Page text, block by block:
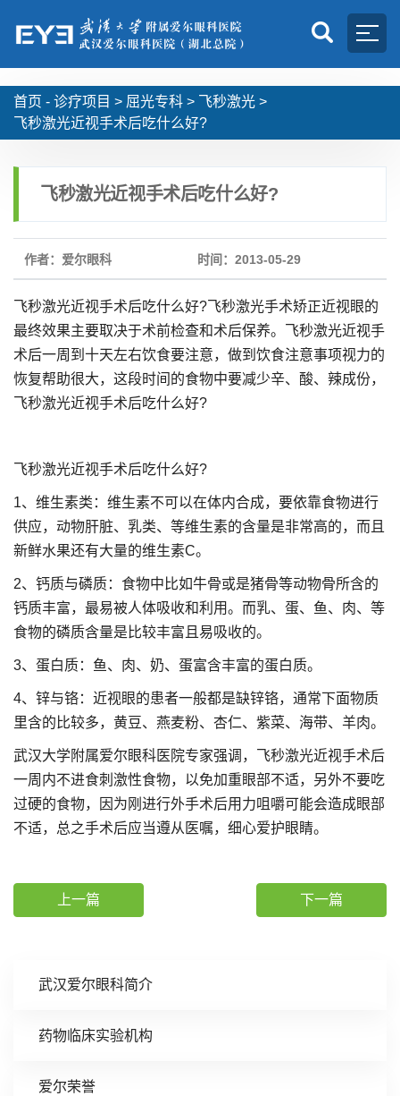
首页 - 诊疗项目 > 屈光专科 > 飞秒激光 >
飞秒激光近视手术后吃什么好?
武汉爱尔眼科简介
药物临床实验机构
爱尔荣誉
飞秒激光近视手术后吃什么好?
作者：爱尔眼科 时间：2013-05-29
飞秒激光近视手术后吃什么好?飞秒激光手术矫正近视眼的
最终效果主要取决于术前检查和术后保养。飞秒激光近视手
术后一周到十天左右饮食要注意，做到饮食注意事项视力的
恢复帮助很大，这段时间的食物中要减少辛、酸、辣成份，
飞秒激光近视手术后吃什么好?
飞秒激光近视手术后吃什么好?
1、维生素类：维生素不可以在体内合成，要依靠食物进行
供应，动物肝脏、乳类、等维生素的含量是非常高的，而且
新鲜水果还有大量的维生素C。
2、钙质与磷质：食物中比如牛骨或是猪骨等动物骨所含的
钙质丰富，最易被人体吸收和利用。而乳、蛋、鱼、肉、等
食物的磷质含量是比较丰富且易吸收的。
3、蛋白质：鱼、肉、奶、蛋富含丰富的蛋白质。
4、锌与铬：近视眼的患者一般都是缺锌铬，通常下面物质
里含的比较多，黄豆、燕麦粉、杏仁、紫菜、海带、羊肉。
武汉大学附属爱尔眼科医院专家强调，飞秒激光近视手术后
一周内不进食刺激性食物，以免加重眼部不适，另外不要吃
过硬的食物，因为刚进行外手术后用力咀嚼可能会造成眼部
不适，总之手术后应当遵从医嘱，细心爱护眼睛。
上一篇 下一篇